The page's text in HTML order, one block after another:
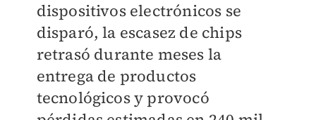
dispositivos electrónicos se
disparó, la escasez de chips
retrasó durante meses la
entrega de productos
tecnológicos y provocó